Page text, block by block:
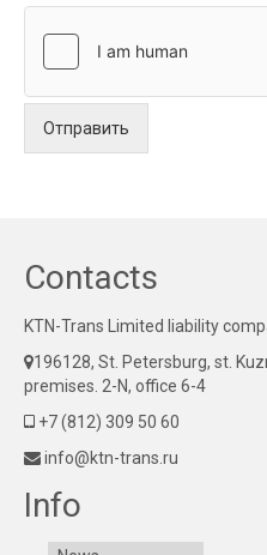
Отправить
Contacts
KTN-Trans Limited liability
196128, St. Petersburg, st.
premises. 2-N, office 6-4
+7 (812) 309 50 60
info@ktn-trans.ru
Info